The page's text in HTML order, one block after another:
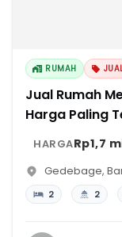
RUMAH
Jual Rumah
Harga Paling
HARGARp1,7
Gedebage,
2 2